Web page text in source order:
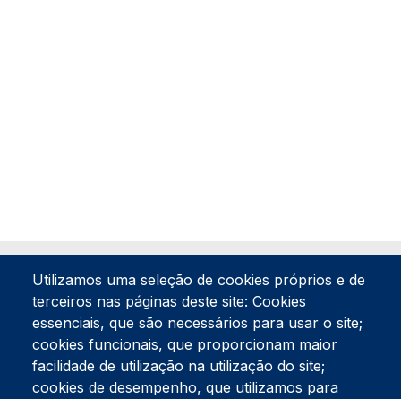
Tel:234 390 100Fax:234 390 100
Utilizamos uma seleção de cookies próprios e de
terceiros nas páginas deste site: Cookies
essenciais, que são necessários para usar o site;
cookies funcionais, que proporcionam maior
facilidade de utilização na utilização do site;
cookies de desempenho, que utilizamos para